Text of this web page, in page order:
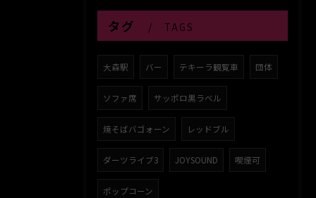
タグ TAGS
大森駅 バー テキーラ観覧車 団体
ソファ席 サッポロ黒ラベル
焼そばバゴォーン レッドブル
ダーツライブ3 JOYSOUND 喫煙可
ポップコーン